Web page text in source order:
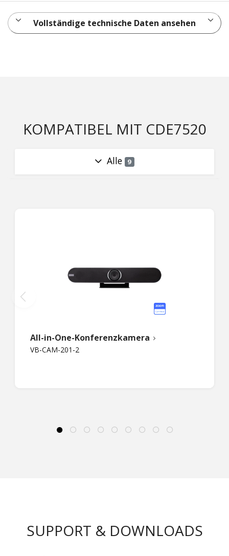
Vollständige technische Daten ansehen
KOMPATIBEL MIT CDE7520
Alle 9
All-in-One-Konferenzkamera
VB-CAM-201-2
SUPPORT & DOWNLOADS